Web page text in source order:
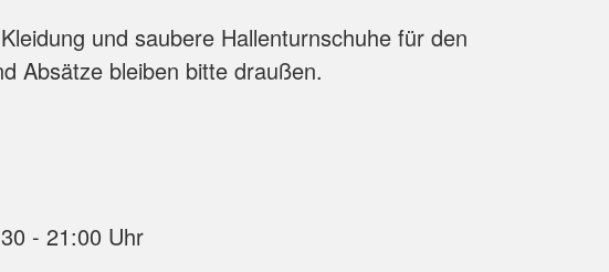
und saubere Hallenturnschuhe für den
Absätze bleiben bitte draußen.
- 21:00 Uhr